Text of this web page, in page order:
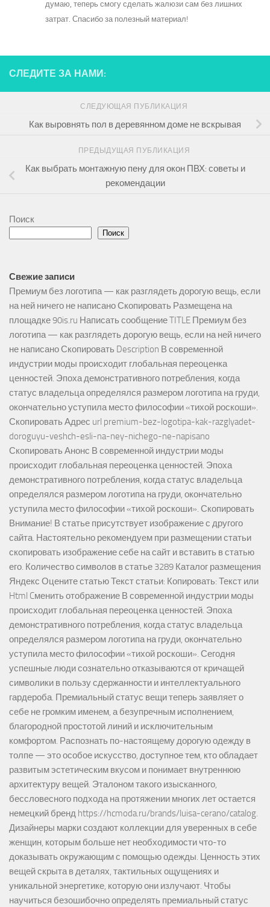
думаю, теперь смогу сделать жалюзи сам без лишних
затрат. Спасибо за полезный материал!
СЛЕДИТЕ ЗА НАМИ:
СЛЕДУЮЩАЯ ПУБЛИКАЦИЯ
Как выровнять пол в деревянном доме не вскрывая
ПРЕДЫДУЩАЯ ПУБЛИКАЦИЯ
Как выбрать монтажную пену для окон ПВХ: советы и
рекомендации
Поиск
Поиск
Свежие записи
Премиум без логотипа — как разглядеть дорогую вещь, если
на ней ничего не написано Скопировать Размещена на
площадке 90is.ru Написать сообщение TITLE Премиум без
логотипа — как разглядеть дорогую вещь, если на ней ничего
не написано Скопировать Description В современной
индустрии моды происходит глобальная переоценка
ценностей. Эпоха демонстративного потребления, когда
статус владельца определялся размером логотипа на груди,
окончательно уступила место философии «тихой роскоши».
Скопировать Адрес url premium-bez-logotipa-kak-razglyadet-
doroguyu-veshch-esli-na-ney-nichego-ne-napisano
Скопировать Анонс В современной индустрии моды
происходит глобальная переоценка ценностей. Эпоха
демонстративного потребления, когда статус владельца
определялся размером логотипа на груди, окончательно
уступила место философии «тихой роскоши». Скопировать
Внимание! В статье присутствует изображение с другого
сайта. Настоятельно рекомендуем при размещении статьи
скопировать изображение себе на сайт и вставить в статью
его. Количество символов в статье 3289 Каталог размещения
Яндекс Оцените статью Текст статьи: Копировать: Текст или
Html Cменить отображение В современной индустрии моды
происходит глобальная переоценка ценностей. Эпоха
демонстративного потребления, когда статус владельца
определялся размером логотипа на груди, окончательно
уступила место философии «тихой роскоши». Сегодня
успешные люди сознательно отказываются от кричащей
символики в пользу сдержанности и интеллектуального
гардероба. Премиальный статус вещи теперь заявляет о
себе не громким именем, а безупречным исполнением,
благородной простотой линий и исключительным
комфортом. Распознать по-настоящему дорогую одежду в
толпе — это особое искусство, доступное тем, кто обладает
развитым эстетическим вкусом и понимает внутреннюю
архитектуру вещей. Эталоном такого изысканного,
бессловесного подхода на протяжении многих лет остается
немецкий бренд https://hcmoda.ru/brands/luisa-cerano/catalog.
Дизайнеры марки создают коллекции для уверенных в себе
женщин, которым больше нет необходимости что-то
доказывать окружающим с помощью одежды. Ценность этих
вещей скрыта в деталях, тактильных ощущениях и
уникальной энергетике, которую они излучают. Чтобы
научиться безошибочно определять премиальный статус